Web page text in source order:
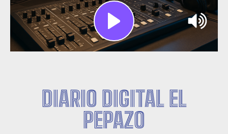
DIARIO DIGITAL EL
PEPAZO